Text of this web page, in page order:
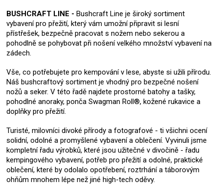
BUSHCRAFT LINE - Bushcraft Line je široký sortiment
vybavení pro přežití, který vám umožní připravit si lesní
přístřešek, bezpečně pracovat s nožem nebo sekerou a
pohodlně se pohybovat při nošení velkého množství vybavení na
zádech.
Vše, co potřebujete pro kempování v lese, abyste si užili přírodu.
Náš bushcraftový sortiment je vhodný pro bezpečné nošení
nožů a seker. V této řadě najdete prostorné batohy a tašky,
pohodlné anoraky, ponča Swagman Roll®, kožené rukavice a
doplňky pro přežití.
Turisté, milovníci divoké přírody a fotografové - ti všichni ocení
solidní, odolné a promyšlené vybavení a oblečení. Vyvinuli jsme
kompletní řadu výrobků, které jsou užitečné v divočině - řadu
kempingového vybavení, potřeb pro přežití a odolné, praktické
oblečení, které by odolalo opotřebení, roztrhání a táborovým
ohňům mnohem lépe než jiné high-tech oděvy.